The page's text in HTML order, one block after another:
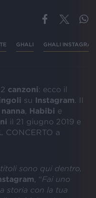
GHALI GHALI INSTAGRAM
canzoni: ecco il
su Instagram . Il
Habibi e
il 21 giugno 2019 e
CONCERTO a
sono qui dentro,
, “Fai uno
storia con la tua